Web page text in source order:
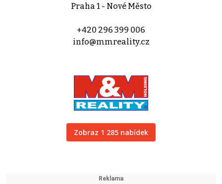
Praha 1 - Nové Město
+420 296 399 006
info@mmreality.cz
Zobraz 1 285 nabídek